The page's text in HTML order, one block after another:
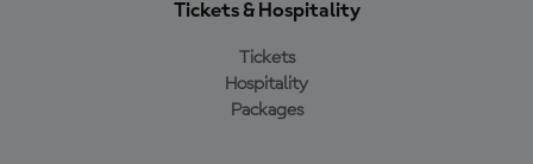
Tickets & Hospitality
Tickets
Hospitality
Packages